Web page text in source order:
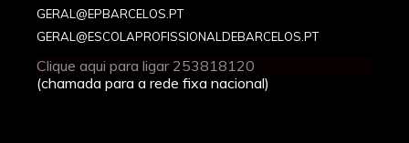
GERAL@EPBARCELOS.PT
GERAL@ESCOLAPROFISSIONALDEBARCELOS.PT
Clique aqui para ligar 253818120
(chamada para a rede fixa nacional)